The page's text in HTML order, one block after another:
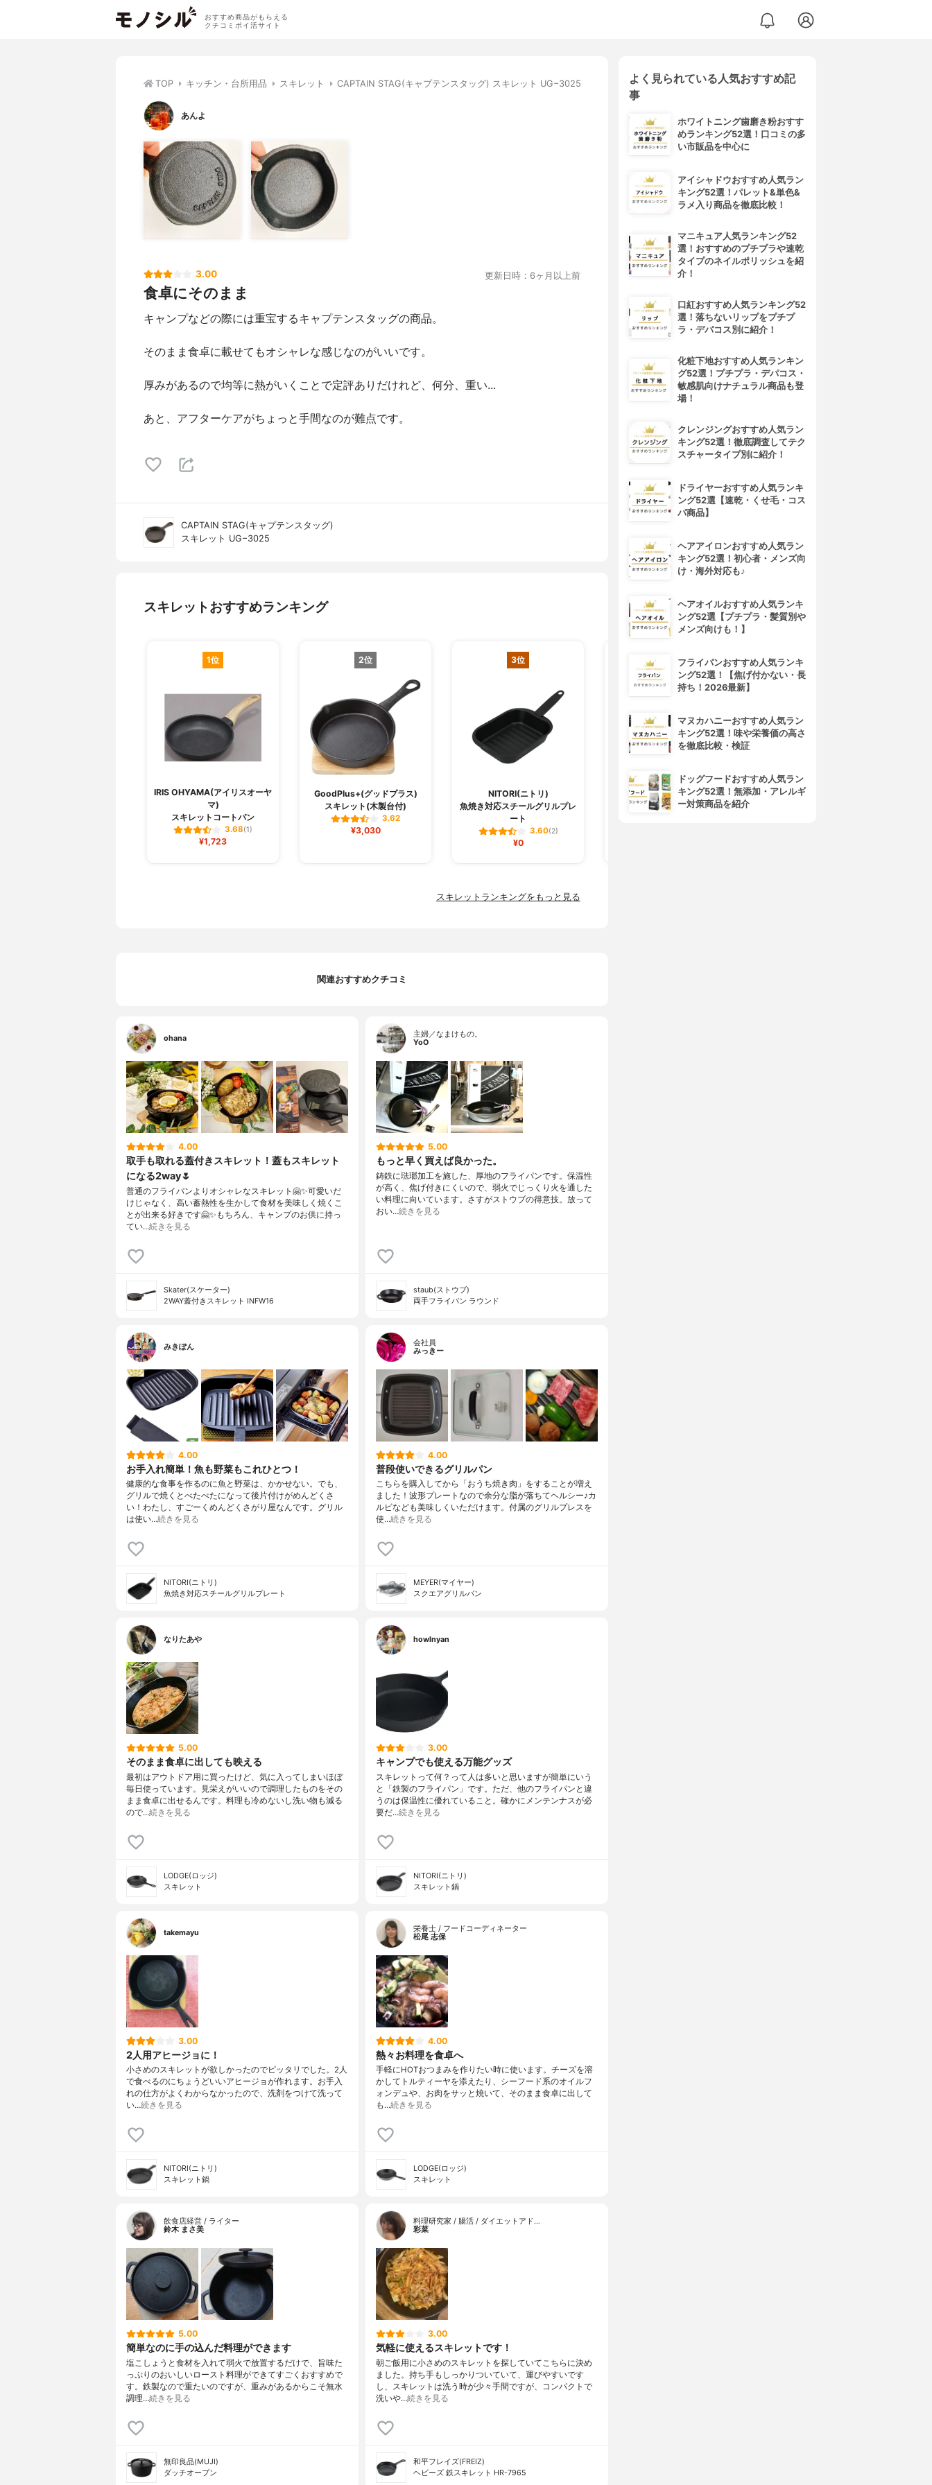
おすすめ商品がもらえる
クチコミポイ活サイト
TOP キッチン・台所用品 スキレット CAPTAIN STAG(キャプテンスタッグ) スキレット UG−3025
あんよ
3.00 更新日時：6ヶ月以上前
食卓にそのまま
キャンプなどの際には重宝するキャプテンスタッグの商品。
そのまま食卓に載せてもオシャレな感じなのがいいです。
厚みがあるので均等に熱がいくことで定評ありだけれど、何分、重い...
あと、アフターケアがちょっと手間なのが難点です。
CAPTAIN STAG(キャプテンスタッグ)
スキレット UG−3025
スキレットおすすめランキング
1位
IRIS OHYAMA(アイリスオーヤ
マ)
スキレットコートパン
3.68(1)
¥1,723
2位
GoodPlus+(グッドプラス)
スキレット(木製台付)
3.62
¥3,030
3位
NITORI(ニトリ)
魚焼き対応スチールグリルプレ
ート
3.60(2)
¥0
CAPTAIN STAG(キャプテンス
タッグ)
Skater(スケーター)
スキレットランキングをもっと見る
関連おすすめクチコミ
ohana
4.00
取手も取れる蓋付きスキレット！蓋もスキレット
になる2way🌷
普通のフライパンよりオシャレなスキレット🤗✨可愛いだ
けじゃなく、高い蓄熱性を生かして食材を美味しく焼くこ
とが出来る好きです🤗✨もちろん、キャンプのお供に持っ
てい…続きを見る
Skater(スケーター)
2WAY蓋付きスキレット INFW16
主婦／なまけもの。
YoO
5.00
もっと早く買えば良かった。
鋳鉄に琺瑯加工を施した、厚地のフライパンです。保温性
が高く、焦げ付きにくいので、弱火でじっくり火を通した
い料理に向いています。さすがストウブの得意技。放って
おい…続きを見る
staub(ストウブ)
両手フライパン ラウンド
みきぽん
4.00
お手入れ簡単！魚も野菜もこれひとつ！
健康的な食事を作るのに魚と野菜は、かかせない。でも、
グリルで焼くとべたべたになって後片付けがめんどくさ
い！わたし、すごーくめんどくさがり屋なんです。グリル
は使い…続きを見る
NITORI(ニトリ)
魚焼き対応スチールグリルプレート
会社員
みっきー
4.00
普段使いできるグリルパン
こちらを購入してから「おうち焼き肉」をすることが増え
ました！波形プレートなので余分な脂が落ちてヘルシー♪カ
ルビなども美味しくいただけます。付属のグリルプレスを
使…続きを見る
MEYER(マイヤー)
スクエアグリルパン
なりたあや
5.00
そのまま食卓に出しても映える
最初はアウトドア用に買ったけど、気に入ってしまいほぼ
毎日使っています。見栄えがいいので調理したものをその
まま食卓に出せるんです。料理も冷めないし洗い物も減る
ので…続きを見る
LODGE(ロッジ)
スキレット
howlnyan
3.00
キャンプでも使える万能グッズ
スキレットって何？って人は多いと思いますが簡単にいう
と「鉄製のフライパン」です。ただ、他のフライパンと違
うのは保温性に優れていること。確かにメンテンナスが必
要だ…続きを見る
NITORI(ニトリ)
スキレット鍋
takemayu
3.00
2人用アヒージョに！
小さめのスキレットが欲しかったのでピッタリでした。2人
で食べるのにちょうどいいアヒージョが作れます。お手入
れの仕方がよくわからなかったので、洗剤をつけて洗って
い…続きを見る
NITORI(ニトリ)
スキレット鍋
栄養士 / フードコーディネーター
松尾 志保
4.00
熱々お料理を食卓へ
手軽にHOTおつまみを作りたい時に使います。チーズを溶
かしてトルティーヤを添えたり、シーフード系のオイルフ
ォンデュや、お肉をサッと焼いて、そのまま食卓に出して
も…続きを見る
LODGE(ロッジ)
スキレット
飲食店経営 / ライター
鈴木 まさ美
5.00
簡単なのに手の込んだ料理ができます
塩こしょうと食材を入れて弱火で放置するだけで、旨味た
っぷりのおいしいロースト料理ができてすごくおすすめで
す。鉄製なので重たいのですが、重みがあるからこそ無水
調理…続きを見る
無印良品(MUJI)
ダッチオーブン
料理研究家 / 腸活 / ダイエットアド…
彩菜
3.00
気軽に使えるスキレットです！
朝ご飯用に小さめのスキレットを探していてこちらに決め
ました。持ち手もしっかりついていて、運びやすいです
し、スキレットは洗う時が少々手間ですが、コンパクトで
洗いや…続きを見る
和平フレイズ(FREIZ)
ヘビーズ 鉄スキレット HR-7965
よく見られている人気おすすめ記
事
ホワイトニング歯磨き粉おすす
めランキング52選！口コミの多
い市販品を中心に
アイシャドウおすすめ人気ラン
キング52選！パレット&単色&
ラメ入り商品を徹底比較！
マニキュア人気ランキング52
選！おすすめのプチプラや速乾
タイプのネイルポリッシュを紹
介！
口紅おすすめ人気ランキング52
選！落ちないリップをプチプ
ラ・デパコス別に紹介！
化粧下地おすすめ人気ランキン
グ52選！プチプラ・デパコス・
敏感肌向けナチュラル商品も登
場！
クレンジングおすすめ人気ラン
キング52選！徹底調査してテク
スチャータイプ別に紹介！
ドライヤーおすすめ人気ランキ
ング52選【速乾・くせ毛・コス
パ商品】
ヘアアイロンおすすめ人気ラン
キング52選！初心者・メンズ向
け・海外対応も♪
ヘアオイルおすすめ人気ランキ
ング52選【プチプラ・髪質別や
メンズ向けも！】
フライパンおすすめ人気ランキ
ング52選！【焦げ付かない・長
持ち！2026最新】
マヌカハニーおすすめ人気ラン
キング52選！味や栄養価の高さ
を徹底比較・検証
ドッグフードおすすめ人気ラン
キング52選！無添加・アレルギ
ー対策商品を紹介